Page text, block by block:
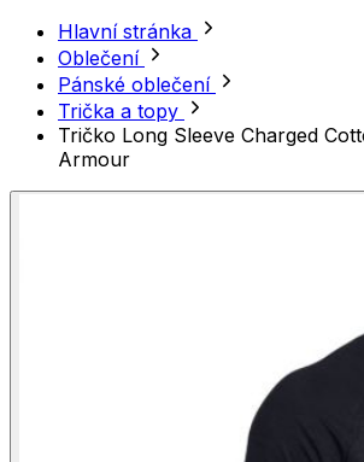
Hlavní stránka
Oblečení
Pánské oblečení
Trička a topy
Tričko Long Sleeve Charged
Armour